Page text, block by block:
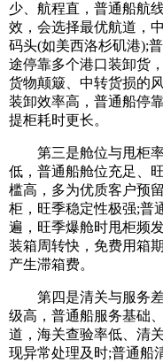
少、航程直，普通船航
效，会选择最优航道，
码头(如美西洛杉矶港);
途停靠多个港口装卸货
货物颠簸、中转货损的
装卸效率高，普通船停
提柜耗时更长。
第三是舱位与甩柜率
低，普通船舱位充足、
槛高，多为优质客户预
柜，旺季稳定性极强;普
遍，旺季爆舱时甩柜频
装箱周转快，免费用箱
产生滞箱费。
第四是清关与服务差
级高，普通船服务基础
道，海关查验率低、清
现异常处理及时;普通船